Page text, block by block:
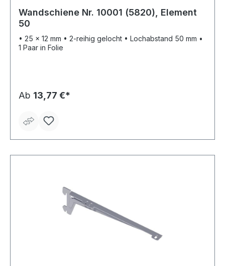
Wandschiene Nr. 10001 (5820), Element
50
• 25 x 12 mm • 2-reihig gelocht • Lochabstand 50 mm •
1 Paar in Folie
Ab 13,77 €*